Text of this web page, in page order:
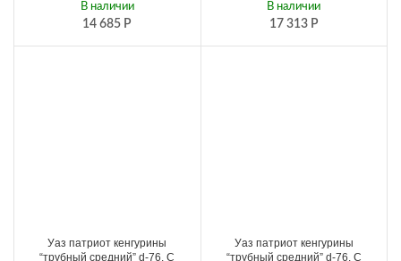
14 685 Р
В наличии
17 313 Р
В наличии
Уаз патриот кенгурины
“трубный средний” d-76. С
Уаз патриот кенгурины
“трубный средний” d-76. С